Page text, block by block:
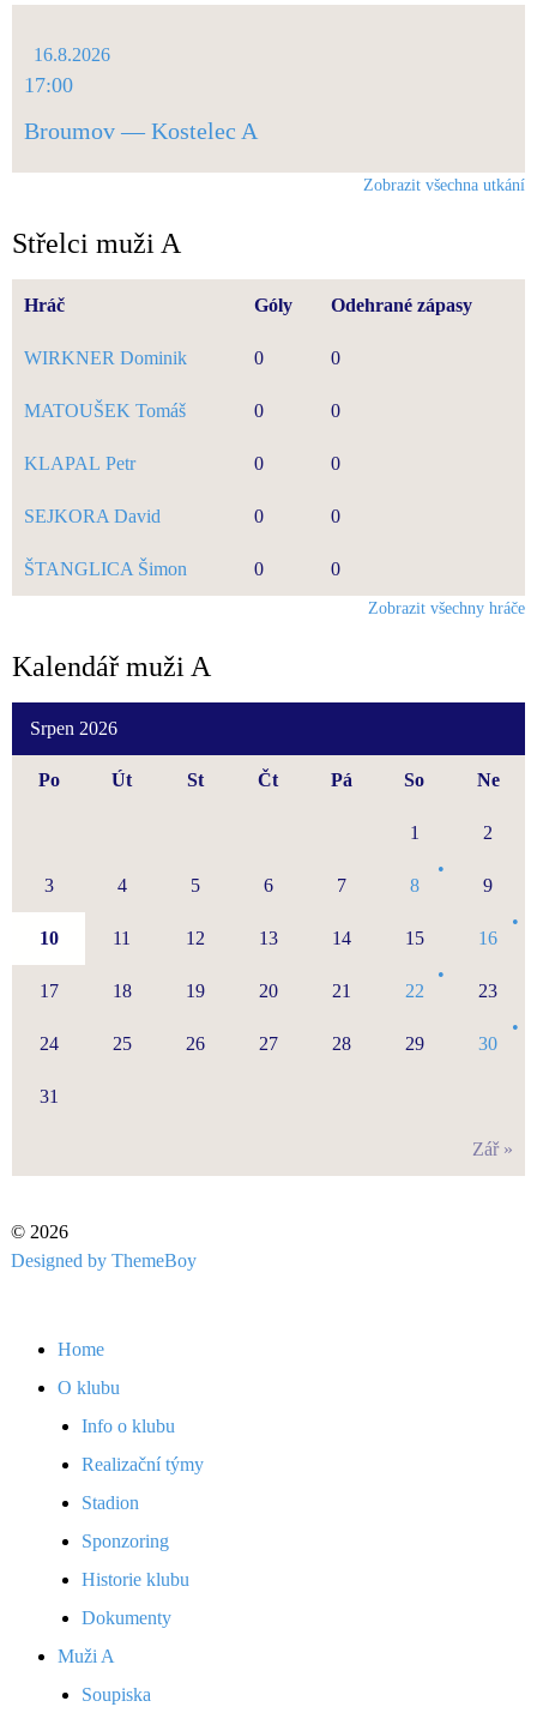
16.8.2026
17:00
Broumov — Kostelec A
Zobrazit všechna utkání
Střelci muži A
Hráč Góly Odehrané zápasy
WIRKNER Dominik 0 0
MATOUŠEK Tomáš 0 0
KLAPAL Petr 0 0
SEJKORA David 0 0
ŠTANGLICA Šimon 0 0
Zobrazit všechny hráče
Kalendář muži A
Srpen 2026
Po Út St Čt Pá So Ne
Zář »
1 2
3 4 5 6 7 8 9
10 11 12 13 14 15 16
17 18 19 20 21 22 23
24 25 26 27 28 29 30
31
© 2026
Designed by ThemeBoy
Home
O klubu
Info o klubu
Realizační týmy
Stadion
Sponzoring
Historie klubu
Dokumenty
Muži A
Soupiska